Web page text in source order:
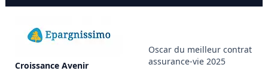
Croissance Avenir
Oscar du meilleur contrat
assurance-vie 2025